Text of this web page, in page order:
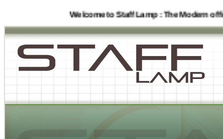
Welcome to Staff Lamp : The Modern office